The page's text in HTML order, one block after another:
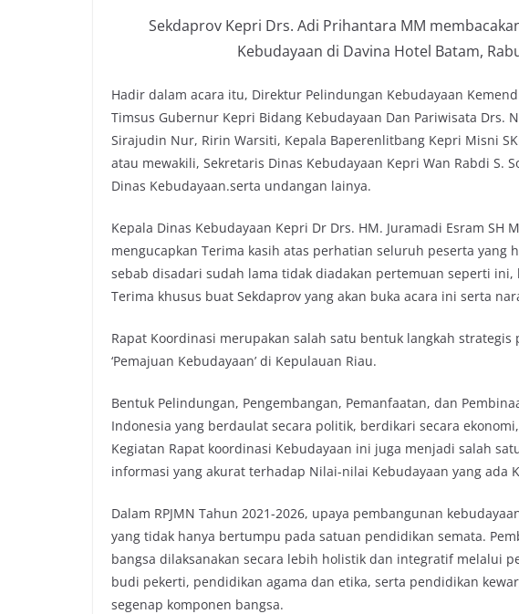
Sekdaprov Kepri Drs. Adi Prihantara MM
Kebudayaan di Davina Hotel Batam,
Hadir dalam acara itu, Direktur Pelindungan Kebudayaan
Timsus Gubernur Kepri Bidang Kebudayaan Dan Pariwisata Drs.
Sirajudin Nur, Ririn Warsiti, Kepala Baperenlitbang Kepri Misni
atau mewakili, Sekretaris Dinas Kebudayaan Kepri Wan Rabdi S.
Dinas Kebudayaan.serta undangan lainya.
Kepala Dinas Kebudayaan Kepri Dr Drs. HM. Juramadi Esram SH
mengucapkan Terima kasih atas perhatian seluruh peserta yang
sebab disadari sudah lama tidak diadakan pertemuan seperti
Terima khusus buat Sekdaprov yang akan buka acara ini serta
Rapat Koordinasi merupakan salah satu bentuk langkah
‘Pemajuan Kebudayaan’ di Kepulauan Riau.
Bentuk Pelindungan, Pengembangan, Pemanfaatan, dan
Indonesia yang berdaulat secara politik, berdikari secara
Kegiatan Rapat koordinasi Kebudayaan ini juga menjadi salah
informasi yang akurat terhadap Nilai-nilai Kebudayaan yang ada
Dalam RPJMN Tahun 2021-2026, upaya pembangunan
yang tidak hanya bertumpu pada satuan pendidikan semata.
bangsa dilaksanakan secara lebih holistik dan integratif melalui
budi pekerti, pendidikan agama dan etika, serta pendidikan
segenap komponen bangsa.